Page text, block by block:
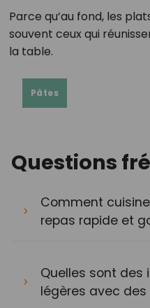
Parce qu’au fond, les
souvent ceux qui
la table.
Pâtes
Questions
Comment
repas rapide et
Quelles sont des
légères avec des